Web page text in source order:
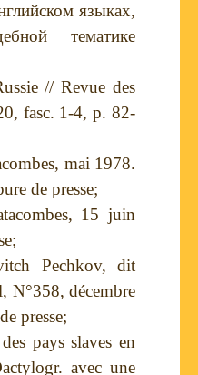
языках,
тематике
// Revue des
fasc. 1-4, p. 82-
mai 1978.
de presse;
15 juin
Pechkov, dit
N°358, décembre
presse;
pays slaves en
avec une